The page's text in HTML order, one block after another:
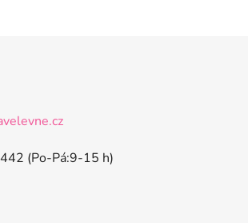
(Po-Pá:9-15 h)